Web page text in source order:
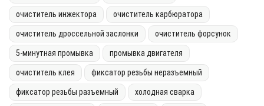
очиститель инжектора очиститель карбюратора
очиститель дроссельной заслонки очиститель форсунок
5-минутная промывка промывка двигателя
очиститель клея фиксатор резьбы неразъемный
фиксатор резьбы разъемный холодная сварка